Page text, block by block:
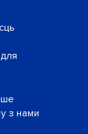
з нами